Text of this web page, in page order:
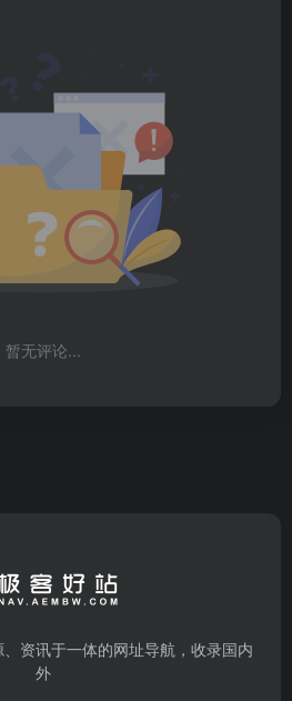
暂无评论...
资讯于一体的网址导航，收录国内
外